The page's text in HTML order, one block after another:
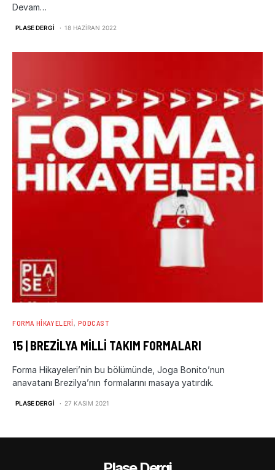
Devam…
PLASE DERGI 18 HAZIRAN 2022
FORMA HIKAYELERI PODCAST
15 | BREZILYA MILLI TAKIM FORMALARI
Forma Hikayeleri’nin bu bölümünde, Joga Bonito’nun
anavatanı Brezilya’nın formalarını masaya yatırdık.
PLASE DERGI 27 KASIM 2021